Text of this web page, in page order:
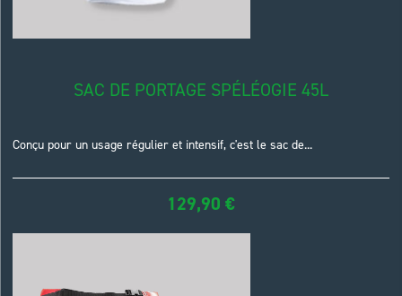
SAC DE PORTAGE SPÉLÉOGIE 45L
Conçu pour un usage régulier et intensif, c'est le sac de...
129,90 €